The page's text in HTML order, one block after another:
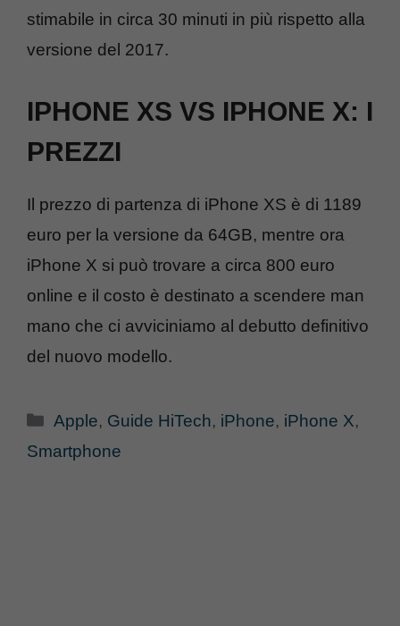
stimabile in circa 30 minuti in più rispetto alla
versione del 2017.
IPHONE XS VS IPHONE X: I
PREZZI
Il prezzo di partenza di iPhone XS è di 1189
euro per la versione da 64GB, mentre ora
iPhone X si può trovare a circa 800 euro
online e il costo è destinato a scendere man
mano che ci avviciniamo al debutto definitivo
del nuovo modello.
Categorie
Apple, Guide HiTech, iPhone, iPhone X,
Smartphone